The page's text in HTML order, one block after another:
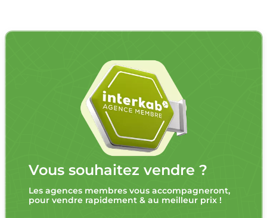
Vous souhaitez vendre ?
Les agences membres vous accompagneront,
pour vendre rapidement & au meilleur prix !